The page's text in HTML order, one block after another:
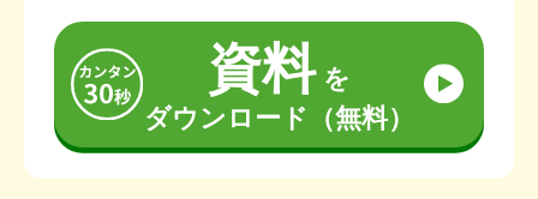
資料を
ダウンロード（無料）